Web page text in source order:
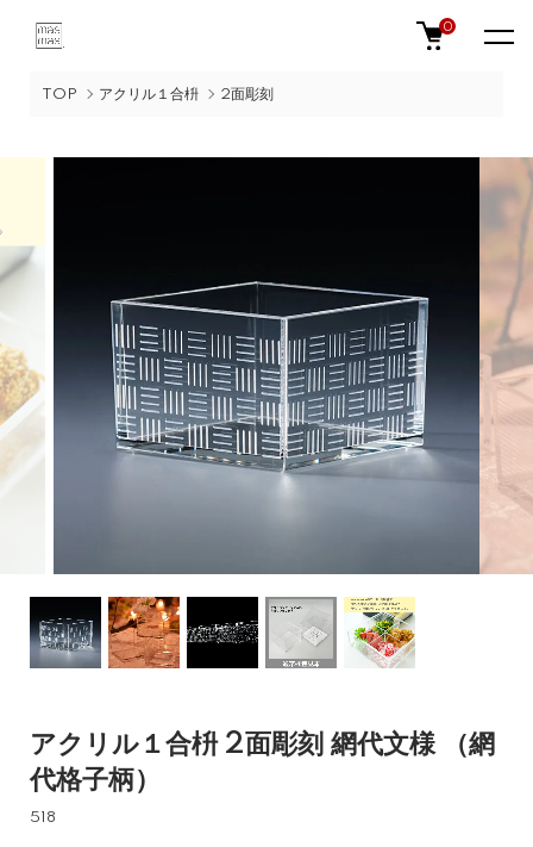
0
TOP アクリル１合枡 2面彫刻
アクリル１合枡 2面彫刻 網代文様 （網
代格子柄）
518